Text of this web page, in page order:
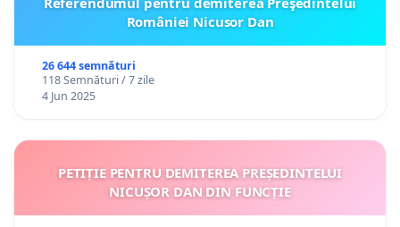
României Nicusor Dan
26 644 semnături
118 Semnături / 7 zile
4 Jun 2025
PETIȚIE PENTRU DEMITEREA PREȘEDINTELUI
NICUȘOR DAN DIN FUNCȚIE